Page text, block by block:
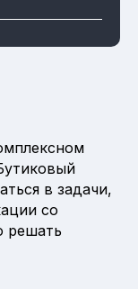
в задачи,
со
решать